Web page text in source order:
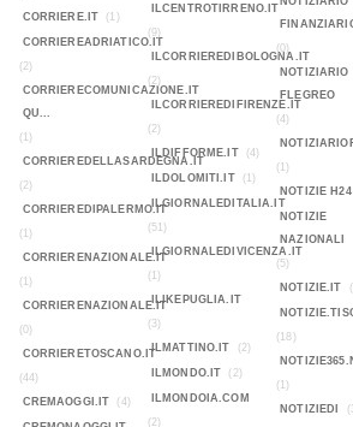
CORRIERE.IT
(1)
CORRIEREADRIATICO.IT
(2)
CORRIERECOMUNICAZIONE.IT
QU...
(1)
CORRIEREDELLASARDEGNA.IT
(2)
CORRIEREDIPALERMO.IT
(1)
CORRIERENAZIONALE.IT
(1)
CORRIERENAZIONALE.IT
(0)
CORRIERETOSCANO.IT
(44)
CREMAOGGI.IT
(4)
ILCENTROTIRRENO.IT
(9)
ILCORRIEREDIBOLOGNA.IT
(2)
ILCORRIEREDIFIRENZE.IT
(2)
ILDIFFORME.IT
(4)
ILDOLOMITI.IT (1)
ILGIORNALEDITALIA.IT
(51)
ILGIORNALEDIVICENZA.IT
(1)
ILIKEPUGLIA.IT
(3)
ILMATTINO.IT
(2)
ILMONDO.IT (2)
ILMONDOIA.COM
(2)
(0)
NOTIZIARIO
FLEGREO
(4)
(1)
NOTIZIE H24
NOTIZIE
NAZIONALI
(5)
NOTIZIE.IT
(18)
(1)
NOTIZIEDI